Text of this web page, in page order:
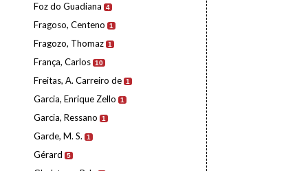
Foz do Guadiana 4
Fragoso, Centeno 1
Fragozo, Thomaz 1
França, Carlos 10
Freitas, A. Carreiro de 1
Garcia, Enrique Zello 1
Garcia, Ressano 1
Garde, M. S. 1
Gérard 5